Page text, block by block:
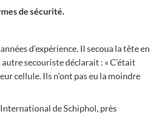
de sécurité.
d’expérience. Il secoua la tête en
secouriste déclarait : « C’était
cellule. Ils n’ont pas eu la moindre
de Schiphol, près